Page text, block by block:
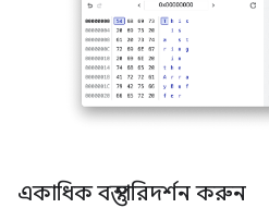
একাধিক বস্তু পরিদর্শন করুন